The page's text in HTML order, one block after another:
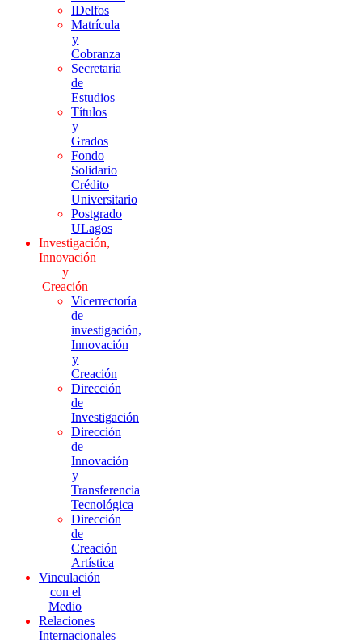
IDelfos
Matrícula
y
Cobranza
Secretaria
de
Estudios
Títulos
y
Grados
Fondo
Solidario
Crédito
Universitario
Postgrado
ULagos
Investigación,
Innovación
y
Creación
Vicerrectoría
de
investigación,
Innovación
y
Creación
Dirección
de
Investigación
Dirección
de
Innovación
y
Transferencia
Tecnológica
Dirección
de
Creación
Artística
Vinculación
con el
Medio
Relaciones
Internacionales